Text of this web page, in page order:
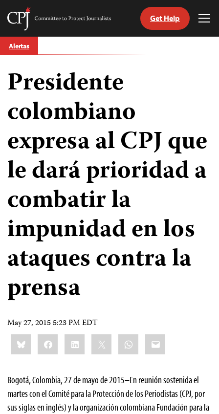
Skip
to
Committee
Journalists
Get Help
Alertas
Presidente
colombiano
expresa al CPJ que
le dará prioridad a
combatir la
impunidad en los
ataques contra la
prensa
May 27, 2015 5:23 PM EDT
Share
this:BlueskyFacebookLinkedIn WhatsApp
Email
Bogotá, Colombia, 27 de mayo de 2015–En reunión sostenida el
martes con el Comité para la Protección de los Periodistas (CPJ, por
sus siglas en inglés) y la organización colombianaFundación para la